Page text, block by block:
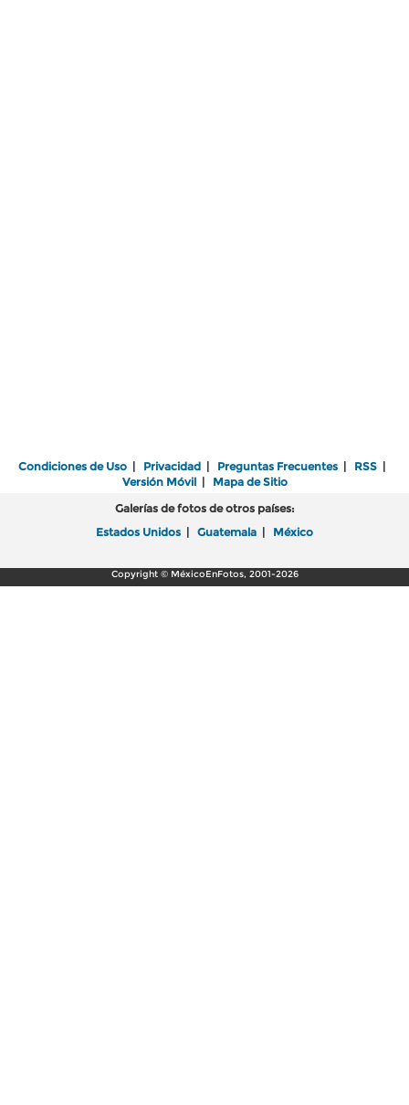
Condiciones de Uso | Privacidad | Preguntas Frecuentes | RSS |
Versión Móvil| Mapa de Sitio
Galerías de fotos de otros países:
Estados Unidos | Guatemala | México
Copyright © MéxicoEnFotos, 2001-2026